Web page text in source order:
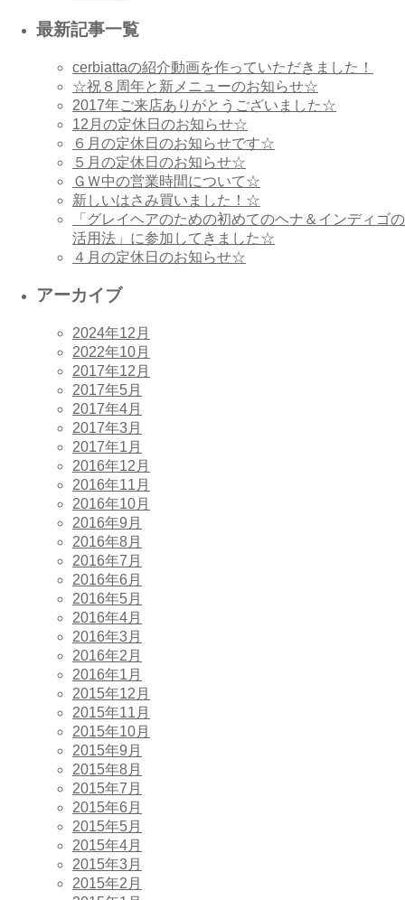
最新記事一覧
cerbiattaの紹介動画を作っていただきました！
☆祝８周年と新メニューのお知らせ☆
2017年ご来店ありがとうございました☆
12月の定休日のお知らせ☆
６月の定休日のお知らせです☆
５月の定休日のお知らせ☆
ＧＷ中の営業時間について☆
新しいはさみ買いました！☆
「グレイヘアのための初めてのヘナ＆インディゴの
活用法」に参加してきました☆
４月の定休日のお知らせ☆
アーカイブ
2024年12月
2022年10月
2017年12月
2017年5月
2017年4月
2017年3月
2017年1月
2016年12月
2016年11月
2016年10月
2016年9月
2016年8月
2016年7月
2016年6月
2016年5月
2016年4月
2016年3月
2016年2月
2016年1月
2015年12月
2015年11月
2015年10月
2015年9月
2015年8月
2015年7月
2015年6月
2015年5月
2015年4月
2015年3月
2015年2月